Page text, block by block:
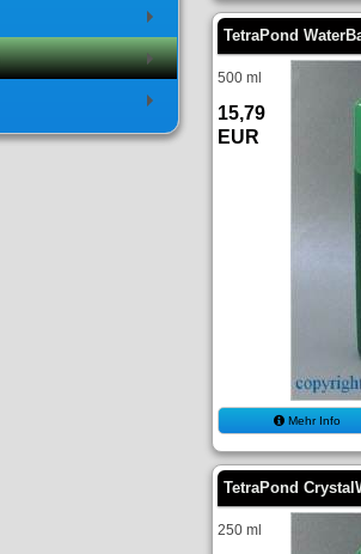
+
TetraPond
500 ml
15,79
EUR
Mehr Info
TetraPond
250 ml